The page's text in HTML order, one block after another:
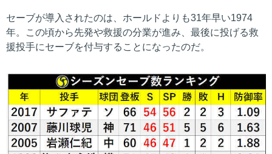
セーブが導入されたのは、ホールドよりも31年早い1974
年。この頃から先発や救援の分業が進み、最後に投げる救
援投手にセーブを付与することになったのだ。